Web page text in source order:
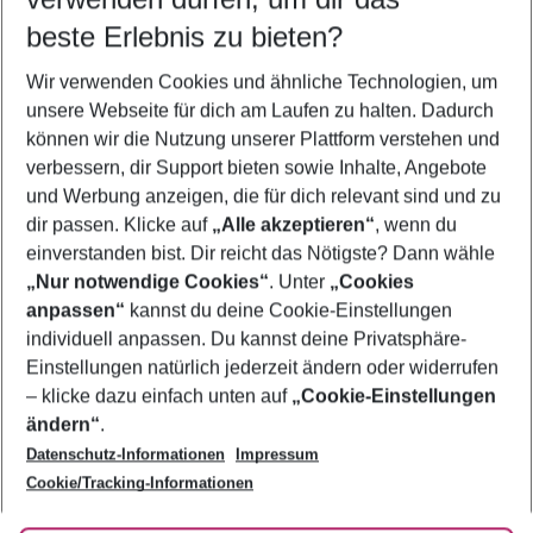
5-8 Nächte
2 Erwachsene Keine Kinder
Mehr Filter anzeigen
Footer
Footer navigation
Über uns
AGB
Bestpreisgarantie
Cookie-Einstellungen ändern
Cookie-Richtlinie
Agenturbetreuung
Barrierefreies Reisen
Folge uns
beste Erlebnis zu bieten?
Wir verwenden Cookies und ähnliche Technologien, um
unsere Webseite für dich am Laufen zu halten. Dadurch
können wir die Nutzung unserer Plattform verstehen und
verbessern, dir Support bieten sowie Inhalte, Angebote
und Werbung anzeigen, die für dich relevant sind und zu
dir passen. Klicke auf „Alle akzeptieren“, wenn du
einverstanden bist. Dir reicht das Nötigste? Dann wähle
„Nur notwendige Cookies“. Unter „Cookies
anpassen“ kannst du deine Cookie-Einstellungen
individuell anpassen. Du kannst deine Privatsphäre-
Einstellungen natürlich jederzeit ändern oder widerrufen
– klicke dazu einfach unten auf „Cookie-Einstellungen
ändern“.
Datenschutz-Informationen
Impressum
Cookie/Tracking-Informationen